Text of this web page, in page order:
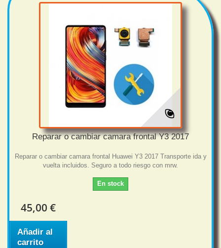
Reparar o cambiar camara frontal Y3 2017
Reparar o cambiar camara frontal Huawei Y3 2017 Transporte ida y
vuelta incluidos. Seguro a todo riesgo con mrw.
En stock
45,00 €
Añadir al
carrito